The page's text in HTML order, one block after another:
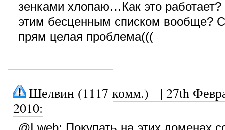
зенками хлопаю…Как это работает?
этим бесценным списком вообще?
прям целая проблема(((
Шелвин (1117 комм.) | 27th
2010: